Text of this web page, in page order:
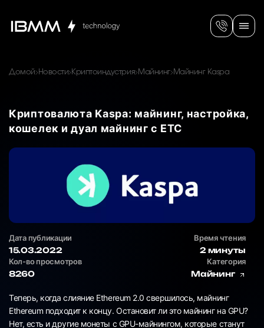
Домой Новости Криптоиндустрия Майнинг Майнинг Kaspa
Криптовалюта Kaspa: майнинг, настройка,
кошелек и дуал майнинг с ETC
Дата публикации
15.03.2022
Время чтения
2 минуты
Кол-во просмотров
8260
Категория
Майнинг
Теперь, когда слияние Ethereum 2.0 свершилось, майнинг
Ethereum подходит к концу. Остановит ли это майнинг на GPU?
Нет, есть и другие монеты с GPU-майнингом, которые станут